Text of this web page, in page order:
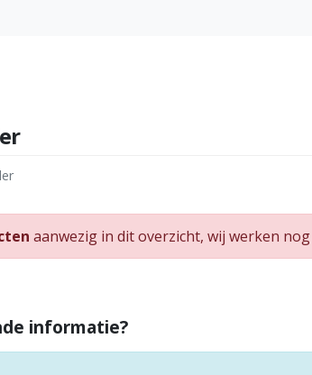
aanwezig in dit overzicht, wij werken
informatie?